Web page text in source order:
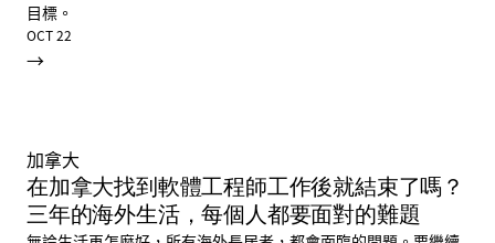
目標。
OCT 22
→
加拿大
在加拿大找到軟體工程師工作後就結束了嗎？
三年的海外生活，每個人都要面對的難題